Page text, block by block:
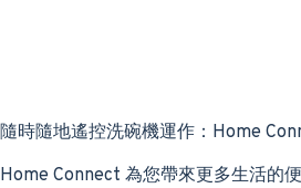
隨時隨地遙控洗碗機運作：Home
Home Connect 為您帶來更多生活的